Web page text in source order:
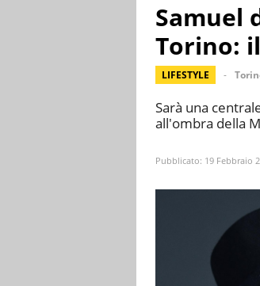
Samuel
Torino:
LIFESTYLE
Sarà una
all'ombra della
Pubblicato: 19 Febbraio